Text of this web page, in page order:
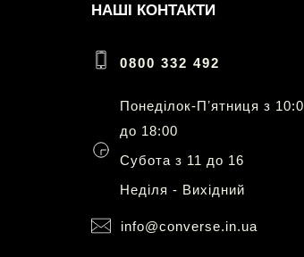
НАШІ КОНТАКТИ
0800 332 492
Понеділок-Пʼятниця з
до 18:00
Субота з 11 до 16
Неділя - Вихідний
info@converse.in.ua